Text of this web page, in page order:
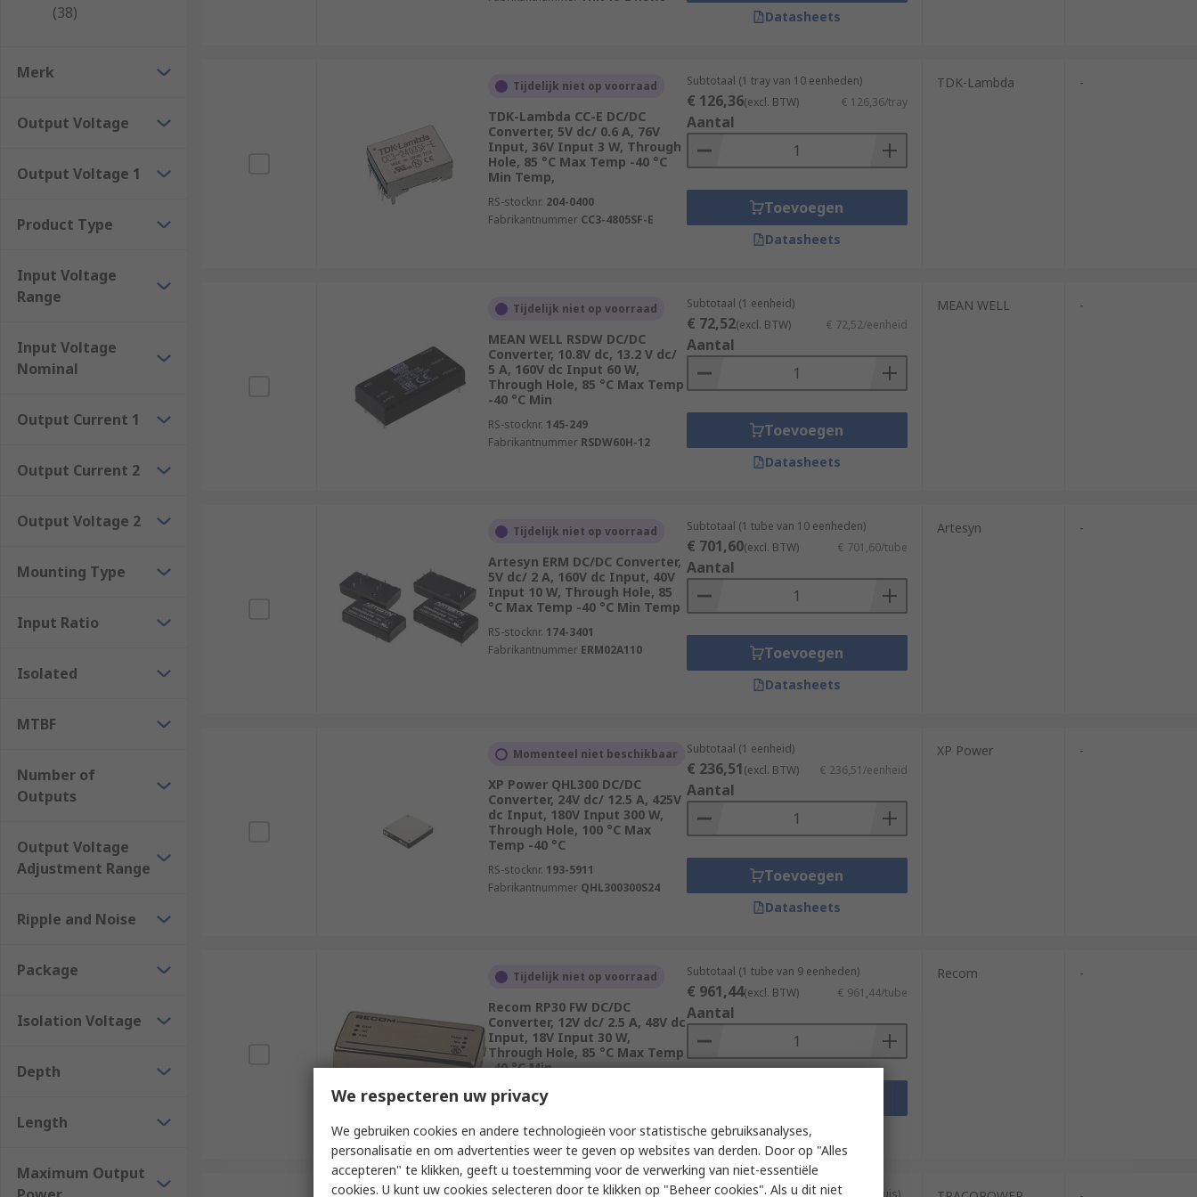
Encapsulated
DC-DC converters are used in many different environments and applications so they need to be easy to mount or install. Our products come in a range of
Flange mount
Rackmount
Through-hole
The advantages of isolated DC-DC converters
Meet international safety standards and regulations.Electrical isolation provides additional safety to personnel in case of internal failure.Wide range of
voltage conversion with high efficiency.Certain models are railway- and medical-approved.
(38)
Merk
Output Voltage
Output Voltage 1
Product Type
Input Voltage
Range
Input Voltage
Nominal
Output Current 1
Output Current 2
Output Voltage 2
Mounting Type
Input Ratio
Isolated
MTBF
Number of
Outputs
Output Voltage
Adjustment Range
Ripple and Noise
Package
Isolation Voltage
Depth
Length
Maximum Output
Datasheets
Tijdelijk niet op voorraad
TDK-Lambda CC-E DC/DC
Converter, 5V dc/ 0.6 A, 76V
Input, 36V Input 3 W, Through
Hole, 85 °C Max Temp -40 °C
Min Temp,
RS-stocknr. 204-0400
Fabrikantnummer CC3-4805SF-E
Subtotaal (1 tray van 10 eenheden)
€ 126,36(excl. BTW) € 126,36/tray
Aantal
Toevoegen
Datasheets
TDK-Lambda -
Tijdelijk niet op voorraad
MEAN WELL RSDW DC/DC
Converter, 10.8V dc, 13.2 V dc/
5 A, 160V dc Input 60 W,
Through Hole, 85 °C Max Temp
-40 °C Min
RS-stocknr. 145-249
Fabrikantnummer RSDW60H-12
Subtotaal (1 eenheid)
€ 72,52(excl. BTW) € 72,52/eenheid
Aantal
Toevoegen
Datasheets
MEAN WELL -
Tijdelijk niet op voorraad
Artesyn ERM DC/DC Converter,
5V dc/ 2 A, 160V dc Input, 40V
Input 10 W, Through Hole, 85
°C Max Temp -40 °C Min Temp
RS-stocknr. 174-3401
Fabrikantnummer ERM02A110
Subtotaal (1 tube van 10 eenheden)
€ 701,60(excl. BTW) € 701,60/tube
Aantal
Toevoegen
Datasheets
Artesyn -
Momenteel niet beschikbaar
XP Power QHL300 DC/DC
Converter, 24V dc/ 12.5 A, 425V
dc Input, 180V Input 300 W,
Through Hole, 100 °C Max
Temp -40 °C
RS-stocknr. 193-5911
Fabrikantnummer QHL300300S24
Subtotaal (1 eenheid)
€ 236,51(excl. BTW) € 236,51/eenheid
Aantal
Toevoegen
Datasheets
XP Power -
Tijdelijk niet op voorraad
Recom RP30 FW DC/DC
Converter, 12V dc/ 2.5 A, 48V dc
Input, 18V Input 30 W,
Through Hole, 85 °C Max Temp
-40 °C Min
RS-stocknr.166-8755
Fabrikantnummer
Subtotaal (1 tube van 9 eenheden)
€ 961,44(excl. BTW) € 961,44/tube
Aantal
Datasheets
Recom -
Subtotaal 1 eenheid (geleverd in een buis)
We respecteren uw privacy
We gebruiken cookies en andere technologieën voor statistische gebruiksanalyses,
personalisatie en om advertenties weer te geven op websites van derden. Door op "Alles
accepteren" te klikken, geeft u toestemming voor de verwerking van niet-essentiële
cookies. U kunt uw cookies selecteren door te klikken op "Beheer cookies". Als u dit niet